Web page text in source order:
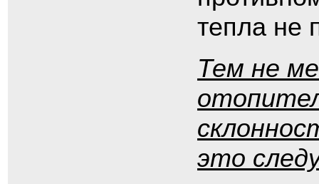
тепла не
Тем не
это